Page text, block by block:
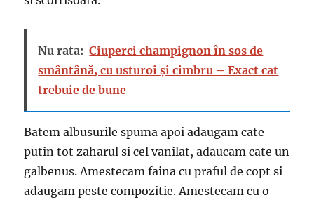
Nu rata: Ciuperci champignon în sos de
smântână, cu usturoi și cimbru – Exact cat
trebuie de bune
Batem albusurile spuma apoi adaugam cate
putin tot zaharul si cel vanilat, adaucam cate un
galbenus. Amestecam faina cu praful de copt si
adaugam peste compozitie. Amestecam cu o